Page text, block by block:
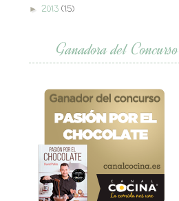
► 2013 (15)
Ganadora del Concurso